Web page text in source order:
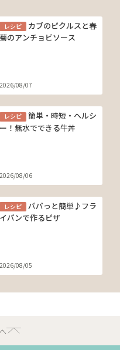
レシピ
カブのピクルスと春
菊のアンチョビソース
2026/08/07
レシピ
簡単・時短・ヘルシ
ー！無水でできる牛丼
2026/08/06
レシピ
パパっと簡単♪フラ
イパンで作るピザ
2026/08/05